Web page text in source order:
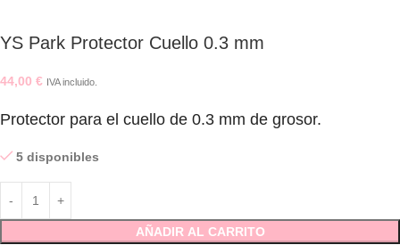
YS Park Protector Cuello 0.3 mm
44,00 € IVA incluido.
Protector para el cuello de 0.3 mm de grosor.
5 disponibles
AÑADIR AL CARRITO